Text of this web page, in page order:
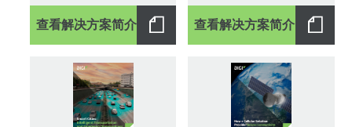
查看解决方案简介 查看解决方案简介